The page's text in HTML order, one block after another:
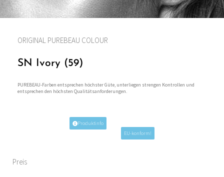
ORIGINAL PUREBEAU COLOUR
SN Ivory (59)
PUREBEAU-Farben entsprechen höchster Güte, unterliegen strengen Kontrollen und
entsprechen den höchsten Qualitätsanforderungen.
Produktinfo
EU-konform!
Preis